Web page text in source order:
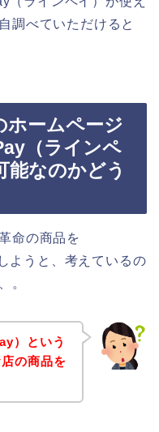
調べていただけると
ホームページ
（ラインペ
能なのかどう
命の商品を
ようと、考えているの
。
）という
の商品を